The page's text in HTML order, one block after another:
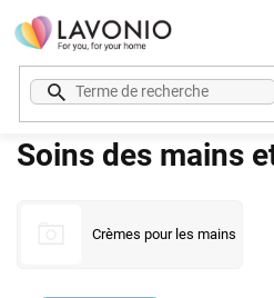
Aller
au
contenu
Soins des mains
Crèmes pour les mains